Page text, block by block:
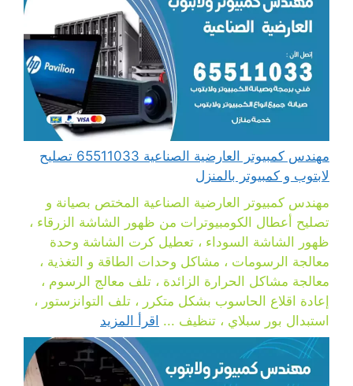
مهندس كمبيوتر العارضية الصناعية 65511033 تصليح
لابتوب و كمبيوتر بالمنزل
مهندس كمبيوتر العارضية الصناعية المختص بصيانة و
تصليح أعطال الكومبيوترات من ظهور الشاشة الزرقاء ،
ظهور الشاشة السوداء ، تعطيل كرت الشاشة وحدة
معالجة الرسومات ، مشاكل وحدات الطاقة و التغذية ،
معالجة مشاكل الحرارة الزائدة ، تلف معالج الرسوم ،
إعادة اقلاع الحاسوب بشكل متكرر ، تلف التوانزستور ،
استبدال بور سبلاي ، تنظيف ... اقرأ المزيد